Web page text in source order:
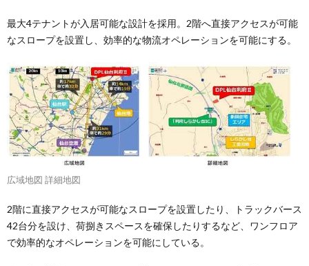
最大4テナントが入居可能な設計を採用。2階へ直接アクセスが可能
なスロープを設置し、効率的な物流オペレーションを可能にする。
広域地図 詳細地図
2階に直接アクセスが可能なスロープを設置したり、トラックバース
42台分を設け、荷捌きスペースを確保したりするなど、ワンフロア
で効率的なオペレーションを可能にしている。